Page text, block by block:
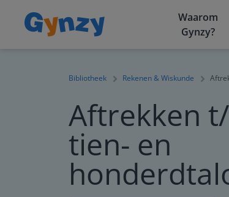
Waarom
Gynzy?
Bibliotheek Rekenen & Wiskunde
Aftrekken
tien- en